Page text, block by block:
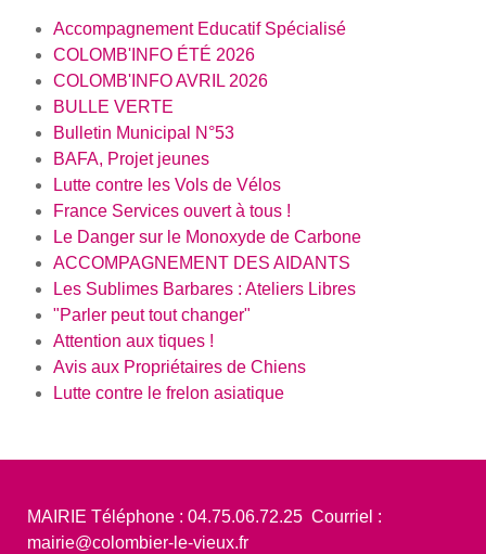
Accompagnement Educatif Spécialisé
COLOMB'INFO ÉTÉ 2026
COLOMB'INFO AVRIL 2026
BULLE VERTE
Bulletin Municipal N°53
BAFA, Projet jeunes
Lutte contre les Vols de Vélos
France Services ouvert à tous !
Le Danger sur le Monoxyde de Carbone
ACCOMPAGNEMENT DES AIDANTS
Les Sublimes Barbares : Ateliers Libres
"Parler peut tout changer"
Attention aux tiques !
Avis aux Propriétaires de Chiens
Lutte contre le frelon asiatique
MAIRIE Téléphone : 04.75.06.72.25 Courriel :
mairie@colombier-le-vieux.fr